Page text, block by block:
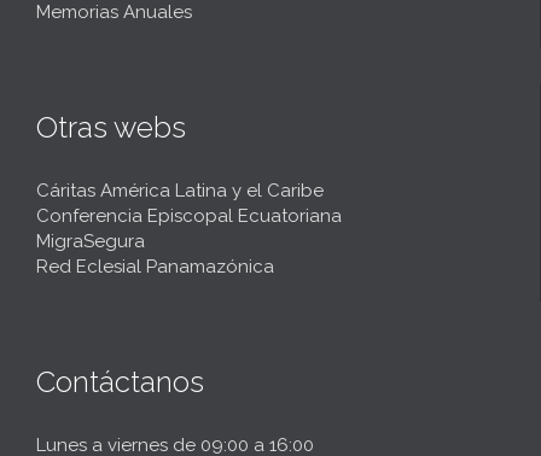
Memorias Anuales
Otras webs
Cáritas América Latina y el Caribe
Conferencia Episcopal Ecuatoriana
MigraSegura
Red Eclesial Panamazónica
Contáctanos
Lunes a viernes de 09:00 a 16:00